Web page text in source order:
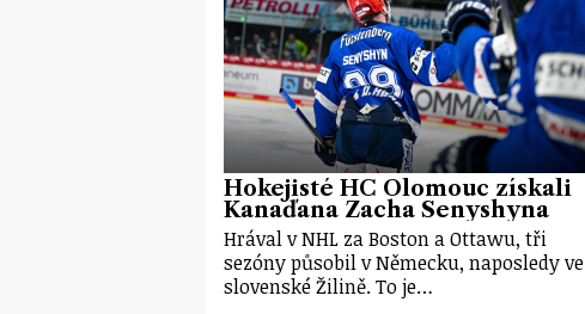
Hokejisté HC Olomouc získali
Kanaďana Zacha Senyshyna
Hrával v NHL za Boston a Ottawu, tři
sezóny působil v Německu, naposledy ve
slovenské Žilině. To je…